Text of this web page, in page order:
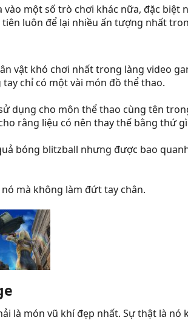
một số trò chơi khác nữa, đặc biệt
luôn để lại nhiều ấn tượng nhất
vật khó chơi nhất trong làng video
chỉ có một vài món đồ thể thao.
dụng cho môn thể thao cùng tên
rằng liệu có nên thay thế bằng thứ
bóng blitzball nhưng được bao
mà không làm đứt tay chân.
là món vũ khí đẹp nhất. Sự thật là